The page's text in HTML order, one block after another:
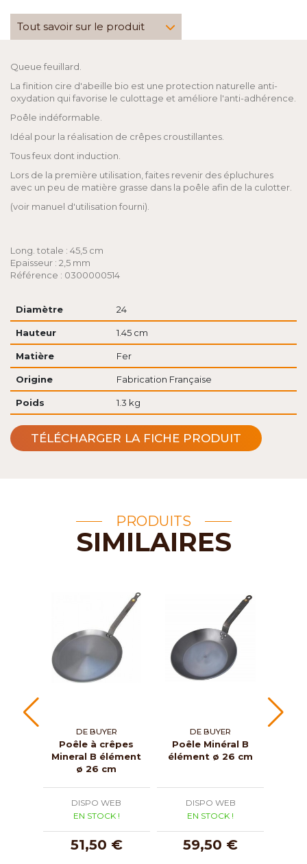
Tout savoir sur le produit
Queue feuillard.
La finition cire d'abeille bio est une protection naturelle anti-
oxydation qui favorise le culottage et améliore l'anti-adhérence.
Poêle indéformable.
Idéal pour la réalisation de crêpes croustillantes.
Tous feux dont induction.
Lors de la première utilisation, faites revenir des épluchures
avec un peu de matière grasse dans la poêle afin de la culotter.
(voir manuel d'utilisation fourni).
Long. totale : 45,5 cm
Epaisseur : 2,5 mm
Référence : 0300000514
Diamètre 24
Hauteur 1.45 cm
Matière Fer
Origine Fabrication Française
Poids 1.3 kg
TÉLÉCHARGER LA FICHE PRODUIT
PRODUITS
SIMILAIRES
DE BUYER
Poêle à crêpes
Mineral B élément
ø 26 cm
DISPO WEB
EN STOCK !
51,50 €
DE BUYER
Poêle Minéral B
élément ø 26 cm
DISPO WEB
EN STOCK !
59,50 €